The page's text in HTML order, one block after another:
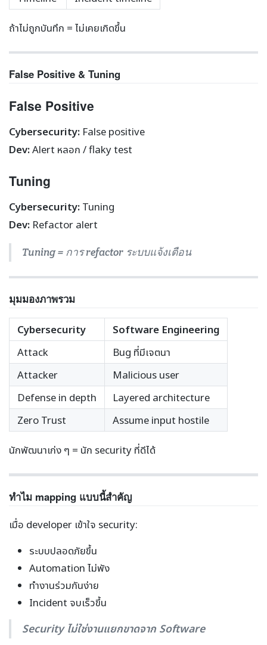
ถ้าไม่ถูกบันทึก = ไม่เคยเกิดขึ้น
False Positive & Tuning
False Positive
Cybersecurity: False positive
Dev:Alert หลอก / flaky test
Tuning
Cybersecurity: Tuning
Dev: Refactor alert
Tuning = การ refactor ระบบแจ้งเตือน
มุมมองภาพรวม
Cybersecurity
Software Engineering
Attack
Bug ที่มีเจตนา
Attacker
Malicious user
Defense in depth
Layered architecture
Zero Trust
Assume input hostile
นักพัฒนาเก่ง ๆ = นัก security ที่ดีได้
ทำไม mapping แบบนี้สำคัญ
เมื่อ developer เข้าใจ security:
ระบบปลอดภัยขึ้น
Automation ไม่พัง
ทำงานร่วมกันง่าย
Incident จบเร็วขึ้น
Security ไม่ใช่งานแยกขาดจาก Software